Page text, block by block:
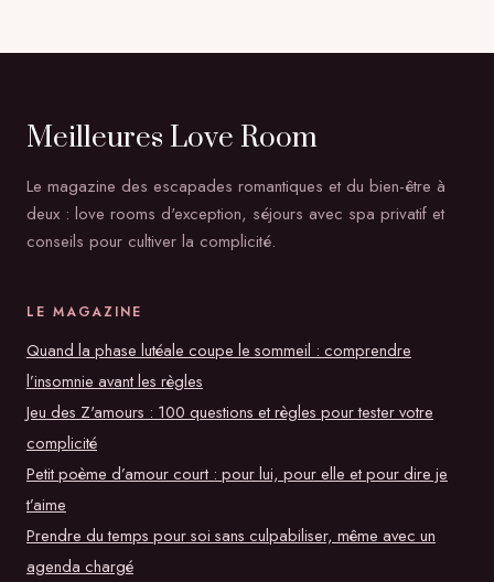
et sécuritaires
pour sortir de
Meilleures Love Room
Le magazine des escapades romantiques et du bien-être à
deux : love rooms d'exception, séjours avec spa privatif et
conseils pour cultiver la complicité.
LE MAGAZINE
Quand la phase lutéale coupe le sommeil : comprendre
l’insomnie avant les règles
Jeu des Z'amours : 100 questions et règles pour tester votre
complicité
Petit poème d’amour court : pour lui, pour elle et pour dire je
t’aime
Prendre du temps pour soi sans culpabiliser, même avec un
agenda chargé